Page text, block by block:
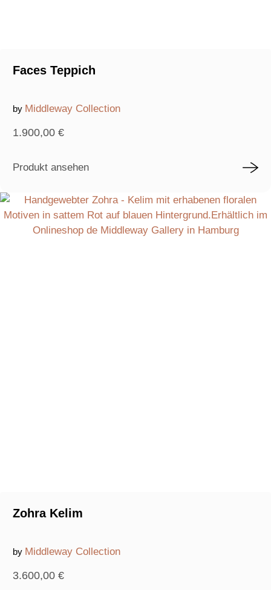
Faces Teppich
by Middleway Collection
1.900,00 €
Produkt ansehen
Zohra Kelim
by Middleway Collection
3.600,00 €